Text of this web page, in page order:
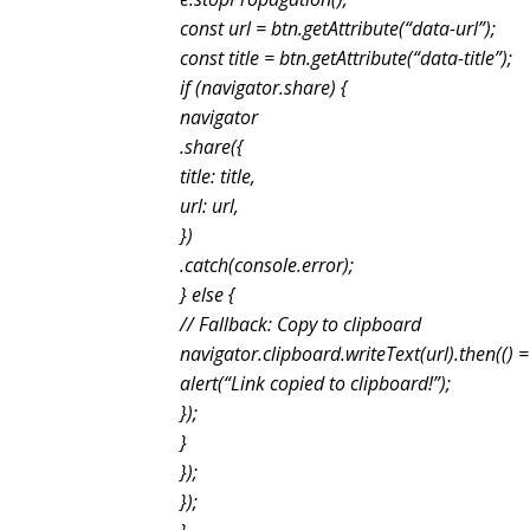
const url = btn.getAttribute(“data-url”);
const title = btn.getAttribute(“data-title”);
if (navigator.share) {
navigator
.share({
title: title,
url: url,
})
.catch(console.error);
} else {
// Fallback: Copy to clipboard
navigator.clipboard.writeText(url).then(()
alert(“Link copied to clipboard!”);
});
}
});
});